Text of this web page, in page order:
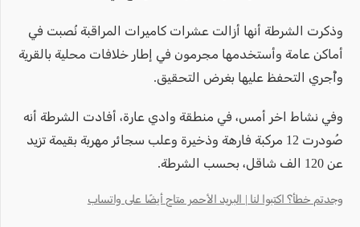
وذكرت الشرطة أنها أزالت عشرات كاميرات المراقبة نُصبت في
أماكن عامة وأستخدمها مجرمون في إطار خلافات محلية بالقرية
وأُجري التحفظ عليها بغرض التحقيق.
وفي نشاط اخر أمس، في منطقة وادي عارة، أفادت الشرطة أنه
صُودرت 12 مركبة فارهة وذخيرة وعلب سجائر مهربة بقيمة تزيد
عن 120 الف شاقل، بحسب الشرطة.
وجدتم خطأ؟ اكتبوا لنا | البريد الأحمر متاح أيضًا على واتساب